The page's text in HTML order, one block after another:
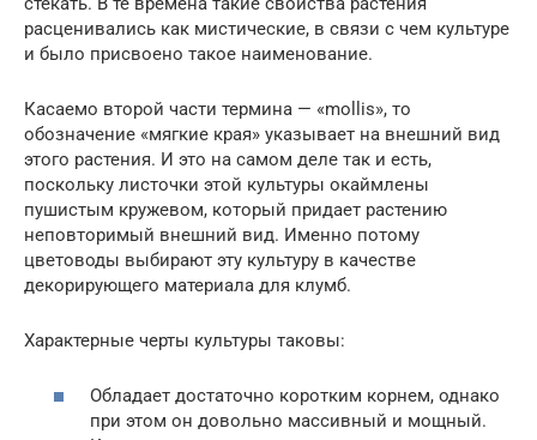
расценивались как мистические, в связи с чем культуре
и было присвоено такое наименование.
Касаемо второй части термина — «mollis», то
обозначение «мягкие края» указывает на внешний вид
этого растения. И это на самом деле так и есть,
поскольку листочки этой культуры окаймлены
пушистым кружевом, который придает растению
неповторимый внешний вид. Именно потому
цветоводы выбирают эту культуру в качестве
декорирующего материала для клумб.
Характерные черты культуры таковы:
Обладает достаточно коротким корнем, однако
при этом он довольно массивный и мощный.